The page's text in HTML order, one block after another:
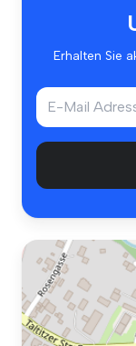
Erhalten Sie